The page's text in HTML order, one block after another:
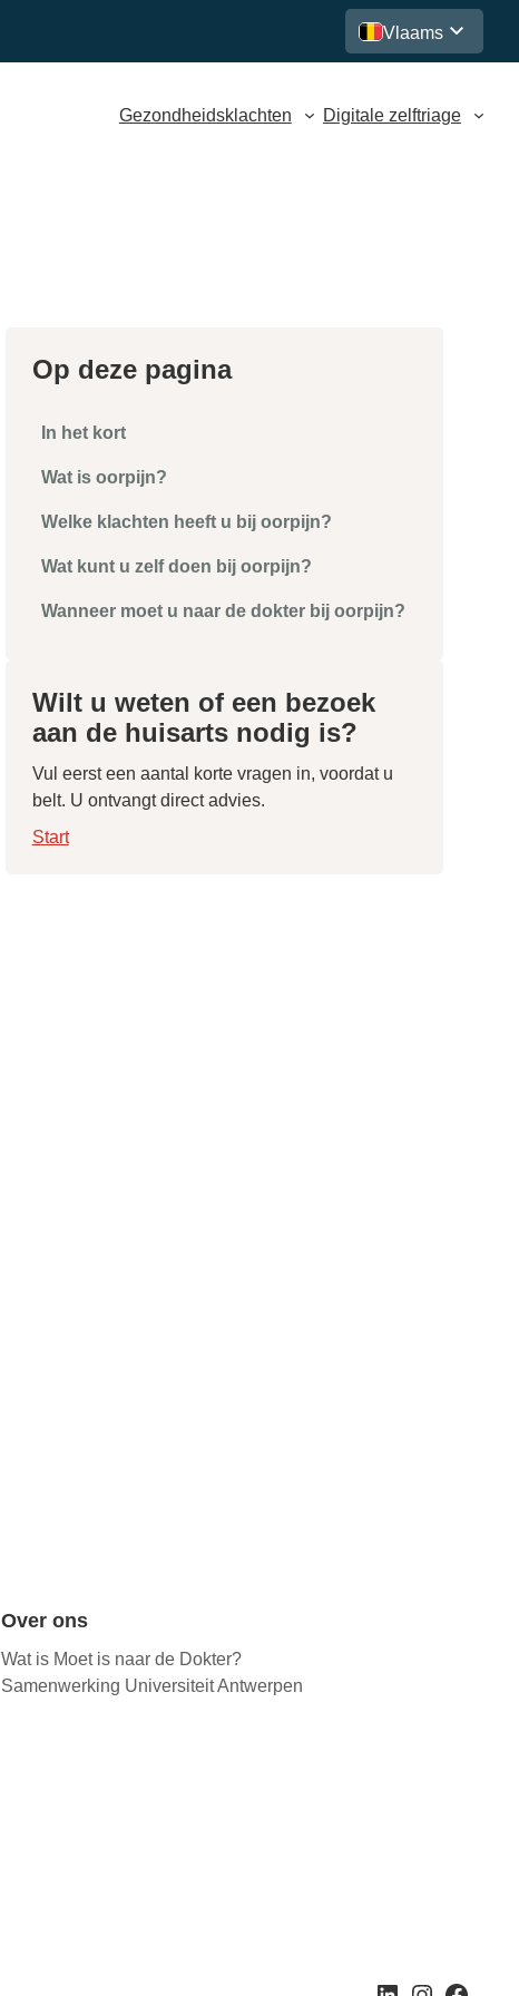
Vlaams
Gezondheidsklachten Digitale zelftriage
Op deze pagina
In het kort
Wat is oorpijn?
Welke klachten heeft u bij oorpijn?
Wat kunt u zelf doen bij oorpijn?
Wanneer moet u naar de dokter bij oorpijn?
Wilt u weten of een bezoek
aan de huisarts nodig is?
Vul eerst een aantal korte vragen in, voordat u
belt. U ontvangt direct advies.
Start
Over ons
Wat is Moet is naar de Dokter?
Samenwerking Universiteit Antwerpen